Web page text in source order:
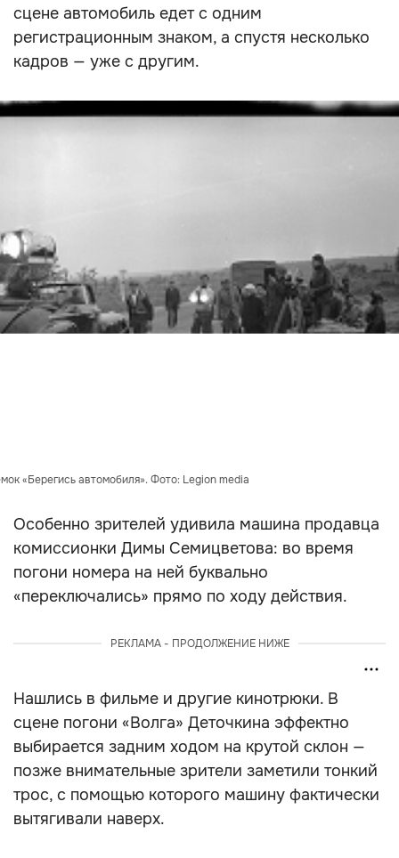
сцене автомобиль едет с одним
регистрационным знаком, а спустя несколько
кадров — уже с другим.
«Берегись автомобиля». Фото: Legion media
Особенно зрителей удивила машина продавца
комиссионки Димы Семицветова: во время
погони номера на ней буквально
«переключались» прямо по ходу действия.
РЕКЛАМА - ПРОДОЛЖЕНИЕ НИЖЕ
Нашлись в фильме и другие кинотрюки. В
сцене погони «Волга» Деточкина эффектно
выбирается задним ходом на крутой склон —
позже внимательные зрители заметили тонкий
трос, с помощью которого машину фактически
вытягивали наверх.